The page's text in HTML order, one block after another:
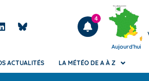
Articles
4
Aujourd'hui
ACTUALITÉS LA MÉTÉO DE A À Z